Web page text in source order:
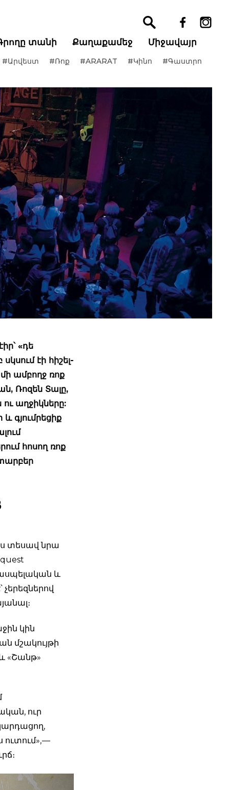
տանի Քաղաքամեջ Միջավայր
#Արվեստ #Ռոք #ARARAT #Կինո #Գաստրո
«դե
էի հիշել-
ամբողջ ռոք
Ռոզեն Տալը,
աղջիկները:
գյումրեցիք
հոսող ռոք
տեսավ նրա
և
կին
մշակույթի
«Շանթ»
ուր
ուտում», —